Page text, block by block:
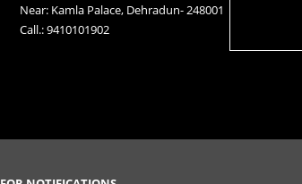
Near: Kamla Palace, Dehradun- 248001
Call.: 9410101902